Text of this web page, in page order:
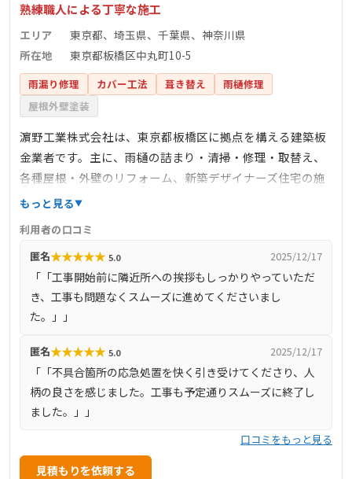
熟練職人による丁寧な施工
エリア
東京都、埼玉県、千葉県、神奈川県
所在地
東京都板橋区中丸町10-5
雨漏り修理 カバー工法 葺き替え
雨樋修理
屋根外壁塗装
濵野工業株式会社は、東京都板橋区に拠点を構える建築板
金業者です。主に、雨樋の詰まり・清掃・修理・取替え、
各種屋根・外壁のリフォーム、新築デザイナーズ住宅の施
工、ソーラーパネル設置屋根専用の落雪ストップ工事な
ルからの落雪被害を防ぐ「落雪ストップ」は、電気やガス
を使用せず、自然の力で雪を溶かす環境に優しい製品で
す。熟練の職人が一つ一つ丁寧に作業を行い、豊富な経験
と実績を基に、お客様に安心していただけるよう懇切丁寧
に説明を行っています。些細な雨樋の詰まりから大規模な
ます。
もっと見る
利用者の口コミ
匿名★★★★★ 5.0 2025/12/17
「「工事開始前に隣近所への挨拶もしっかりやっていただ
き、工事も問題なくスムーズに進めてくださいまし
た。」」
匿名★★★★★ 5.0 2025/12/17
「「不具合箇所の応急処置を快く引き受けてくださり、人
柄の良さを感じました。工事も予定通りスムーズに終了し
ました。」」
口コミをもっと見る
見積もりを依頼する